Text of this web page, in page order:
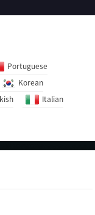
Portuguese
Korean
Italian